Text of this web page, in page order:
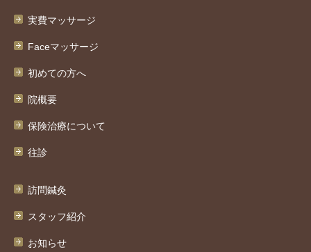
実費マッサージ
Faceマッサージ
初めての方へ
院概要
保険治療について
往診
訪問鍼灸
スタッフ紹介
お知らせ